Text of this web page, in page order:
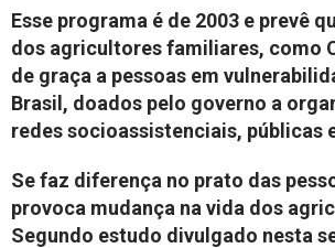
Esse programa é de 2003 e prevê
dos agricultores familiares, como
de graça a pessoas em
Brasil, doados pelo governo a
redes socioassistenciais, públicas
Se faz diferença no prato das
provoca mudança na vida dos
Segundo estudo divulgado nesta